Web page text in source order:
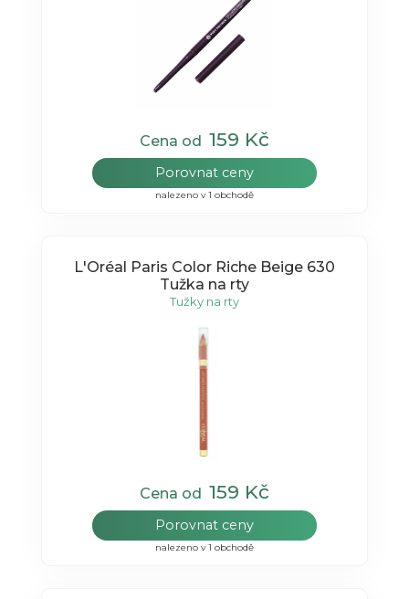
Cena od 159 Kč
Porovnat ceny
nalezeno v 1 obchodě
L'Oréal Paris Color Riche Beige 630
Tužka na rty
Tužky na rty
Cena od 159 Kč
Porovnat ceny
nalezeno v 1 obchodě